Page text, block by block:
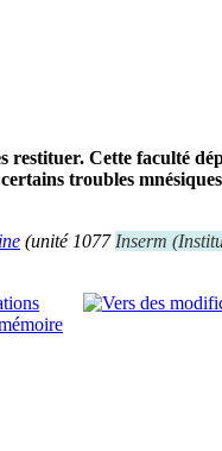
restituer. Cette faculté
troubles
(unité 1077 Inserm (